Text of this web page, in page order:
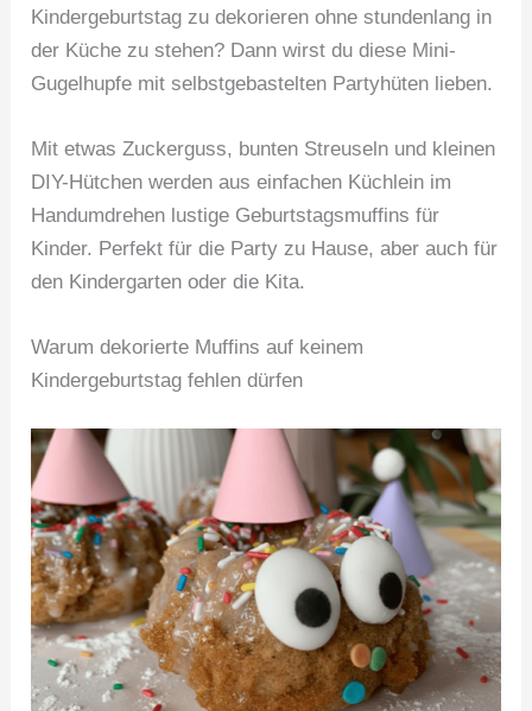
Kindergeburtstag zu dekorieren ohne stundenlang in
der Küche zu stehen? Dann wirst du diese Mini-
Gugelhupfe mit selbstgebastelten Partyhüten lieben.
Mit etwas Zuckerguss, bunten Streuseln und kleinen
DIY-Hütchen werden aus einfachen Küchlein im
Handumdrehen lustige Geburtstagsmuffins für
Kinder. Perfekt für die Party zu Hause, aber auch für
den Kindergarten oder die Kita.
Warum dekorierte Muffins auf keinem
Kindergeburtstag fehlen dürfen